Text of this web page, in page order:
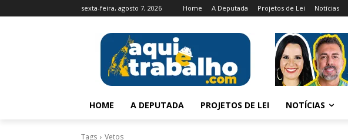
sexta-feira, agosto 7, 2026 Home A Deputada Projetos de Lei Notícias
HOME A DEPUTADA PROJETOS DE LEI NOTÍCIAS
Tags Vetos